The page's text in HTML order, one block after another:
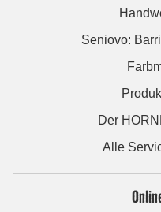
Seniovo:
Der
Alle